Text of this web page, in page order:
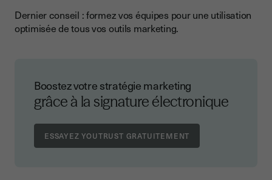
Dernier conseil : formez vos équipes pour une utilisation
optimisée de tous vos outils marketing.
Boostez votre stratégie marketing
grâce à la signature électronique